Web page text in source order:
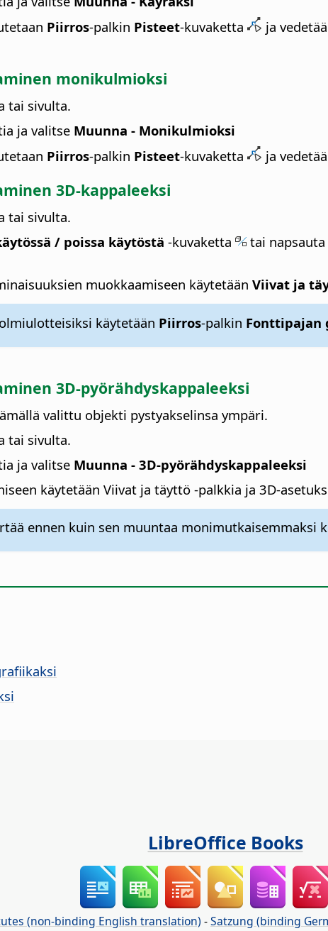
Piirros-palkin Pisteet-kuvaketta
ja
monikulmioksi
tai sivulta.
ja valitse Muunna - Monikulmioksi
Piirros-palkin Pisteet-kuvaketta ja
3D-kappaleeksi
tai sivulta.
/ poissa käytöstä -kuvaketta tai
muokkaamiseen käytetään Viivat ja
käytetään Piirros-palkin Fonttipajan
3D-pyörähdyskappaleeksi
valittu objekti pystyakselinsa ympäri.
tai sivulta.
ja valitse Muunna - 3D-pyörähdyskappaleeksi
käytetään Viivat ja täyttö -palkkia ja 3D-
ennen kuin sen muuntaa monimutkaisemmaksi
LibreOffice Books
(non-binding English translation) -Satzung (binding